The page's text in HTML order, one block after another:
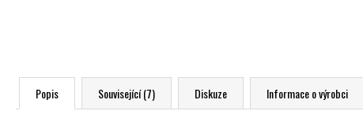
Popis Související (7) Diskuze Informace o výrobci